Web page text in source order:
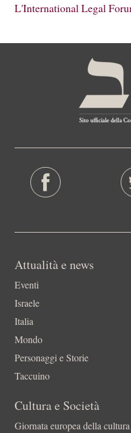
L'International Legal
Attualità e news
Eventi
Israele
Italia
Mondo
Personaggi e Storie
Taccuino
Cultura e Società
Giornata europea della